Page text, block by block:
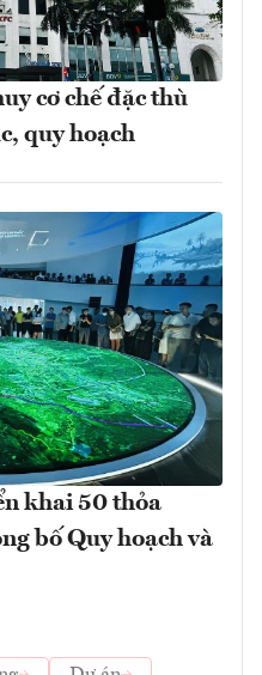
cơ chế đặc thù
quy hoạch
khai 50 thỏa
bố Quy hoạch và